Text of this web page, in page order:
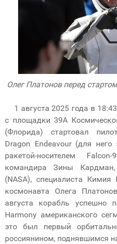
Олег Платонов перед
1 августа 2025 года в
с площадки 39А
(Флорида) стартовал
Dragon Endeavour (для
ракетой-носителем
командира Зины
(NASA), специалиста
космонавта Олега
августа корабль успешно
Harmony американского
это был первый
россиянином, поднявшимся